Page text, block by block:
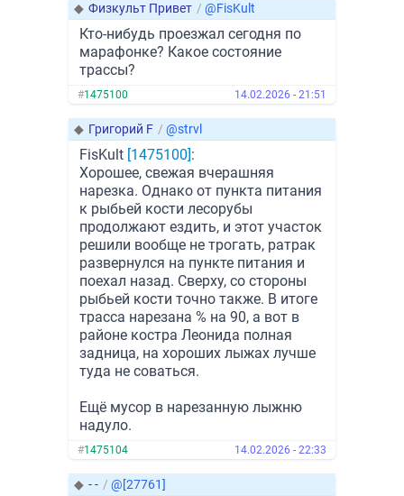
◆ Физкульт Привет / @FisKult
Кто-нибудь проезжал сегодня по
марафонке? Какое состояние
трассы?
#1475100 14.02.2026 - 21:51
◆ Григорий F / @strvl
FisKult [1475100]:
Хорошее, свежая вчерашняя
нарезка. Однако от пункта питания
к рыбьей кости лесорубы
продолжают ездить, и этот участок
решили вообще не трогать, ратрак
развернулся на пункте питания и
поехал назад. Сверху, со стороны
рыбьей кости точно также. В итоге
трасса нарезана % на 90, а вот в
районе костра Леонида полная
задница, на хороших лыжах лучше
туда не соваться.
Ещё мусор в нарезанную лыжню
надуло.
#1475104 14.02.2026 - 22:33
◆ - - / @[27761]